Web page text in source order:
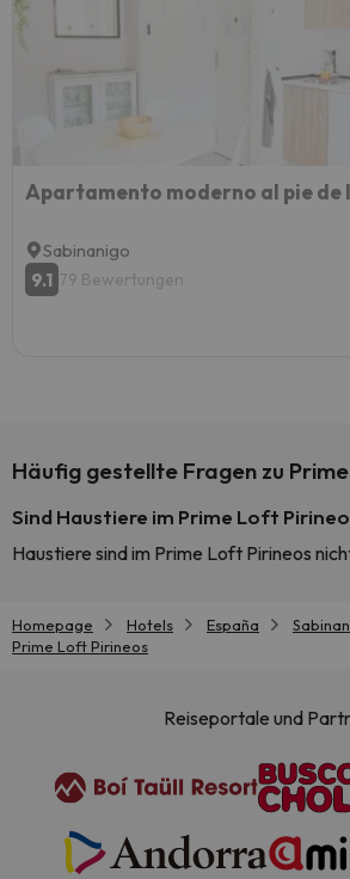
Apartamento moderno al pie de
Sabinanigo
9.1 79 Bewertungen
Häufig gestellte Fragen zu
Sind Haustiere im Prime Loft
Haustiere sind im Prime Loft Pirineos
Homepage Hotels España
Prime Loft Pirineos
Reiseportale und